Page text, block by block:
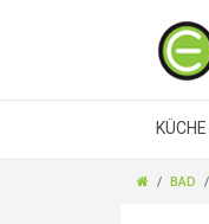
KÜCHE
BAD